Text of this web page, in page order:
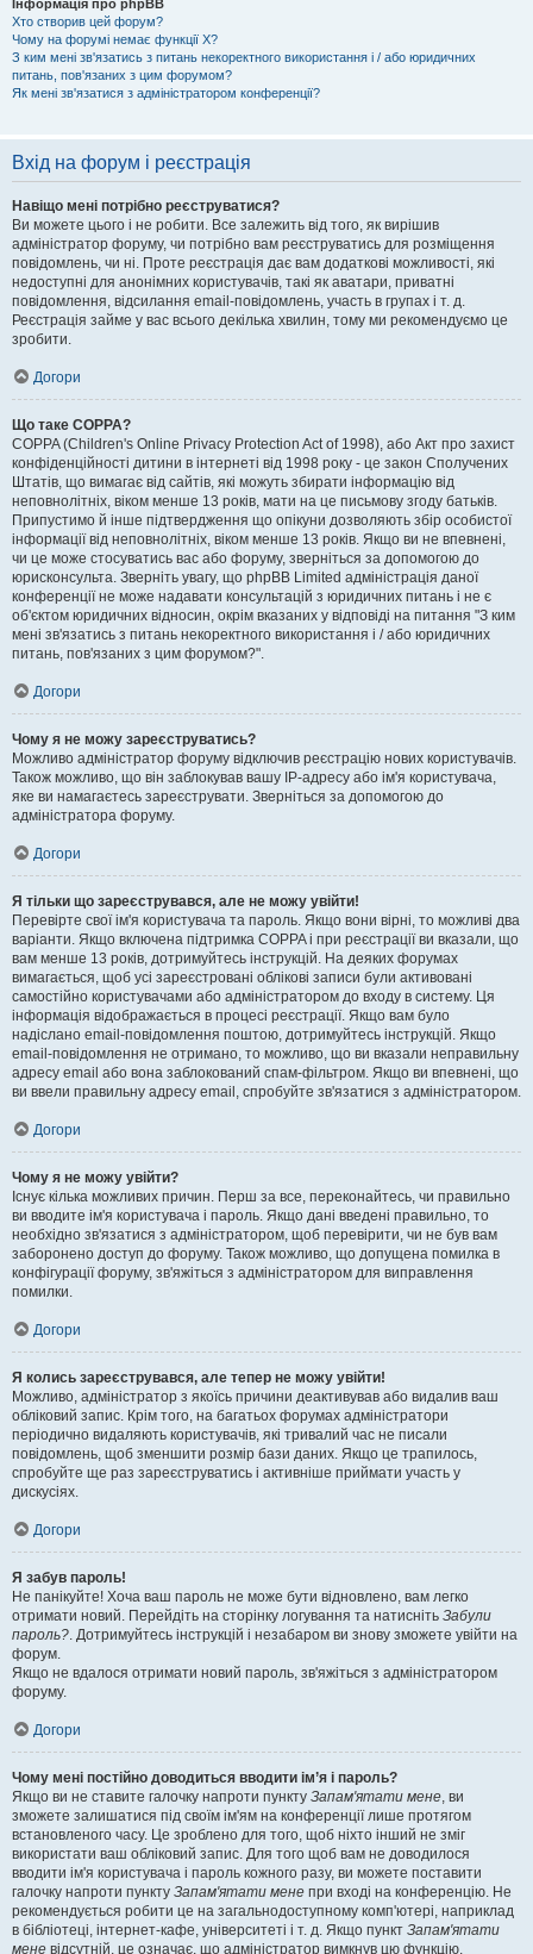
Інформація про phpBB
Хто створив цей форум?
Чому на форумі немає функції X?
З ким мені зв'язатись з питань некоректного використання і / або юридичних
питань, пов'язаних з цим форумом?
Як мені зв'язатися з адміністратором конференції?
Вхід на форум і реєстрація
Навіщо мені потрібно реєструватися?
Ви можете цього і не робити. Все залежить від того, як вирішив
адміністратор форуму, чи потрібно вам реєструватись для розміщення
повідомлень, чи ні. Проте реєстрація дає вам додаткові можливості, які
недоступні для анонімних користувачів, такі як аватари, приватні
повідомлення, відсилання email-повідомлень, участь в групах і т. д.
Реєстрація займе у вас всього декілька хвилин, тому ми рекомендуємо це
зробити.
Догори
Що таке COPPA?
COPPA (Children's Online Privacy Protection Act of 1998), або Акт про захист
конфіденційності дитини в інтернеті від 1998 року - це закон Сполучених
Штатів, що вимагає від сайтів, які можуть збирати інформацію від
неповнолітніх, віком менше 13 років, мати на це письмову згоду батьків.
Припустимо й інше підтвердження що опікуни дозволяють збір особистої
інформації від неповнолітніх, віком менше 13 років. Якщо ви не впевнені,
чи це може стосуватись вас або форуму, зверніться за допомогою до
юрисконсульта. Зверніть увагу, що phpBB Limited адміністрація даної
конференції не може надавати консультацій з юридичних питань і не є
об'єктом юридичних відносин, окрім вказаних у відповіді на питання "З ким
мені зв'язатись з питань некоректного використання і / або юридичних
питань, пов'язаних з цим форумом?".
Догори
Чому я не можу зареєструватись?
Можливо адміністратор форуму відключив реєстрацію нових користувачів.
Також можливо, що він заблокував вашу IP-адресу або ім'я користувача,
яке ви намагаєтесь зареєструвати. Зверніться за допомогою до
адміністратора форуму.
Догори
Я тільки що зареєструвався, але не можу увійти!
Перевірте свої ім'я користувача та пароль. Якщо вони вірні, то можливі два
варіанти. Якщо включена підтримка COPPA і при реєстрації ви вказали, що
вам менше 13 років, дотримуйтесь інструкцій. На деяких форумах
вимагається, щоб усі зареєстровані облікові записи були активовані
самостійно користувачами або адміністратором до входу в систему. Ця
інформація відображається в процесі реєстрації. Якщо вам було
надіслано email-повідомлення поштою, дотримуйтесь інструкцій. Якщо
email-повідомлення не отримано, то можливо, що ви вказали неправильну
адресу email або вона заблокований спам-фільтром. Якщо ви впевнені, що
ви ввели правильну адресу email, спробуйте зв'язатися з адміністратором.
Догори
Чому я не можу увійти?
Існує кілька можливих причин. Перш за все, переконайтесь, чи правильно
ви вводите ім'я користувача і пароль. Якщо дані введені правильно, то
необхідно зв'язатися з адміністратором, щоб перевірити, чи не був вам
заборонено доступ до форуму. Також можливо, що допущена помилка в
конфігурації форуму, зв'яжіться з адміністратором для виправлення
помилки.
Догори
Я колись зареєструвався, але тепер не можу увійти!
Можливо, адміністратор з якоїсь причини деактивував або видалив ваш
обліковий запис. Крім того, на багатьох форумах адміністратори
періодично видаляють користувачів, які тривалий час не писали
повідомлень, щоб зменшити розмір бази даних. Якщо це трапилось,
спробуйте ще раз зареєструватись і активніше приймати участь у
дискусіях.
Догори
Я забув пароль!
Не панікуйте! Хоча ваш пароль не може бути відновлено, вам легко
отримати новий. Перейдіть на сторінку логування та натисніть Забули
пароль?. Дотримуйтесь інструкцій і незабаром ви знову зможете увійти на
форум.
Якщо не вдалося отримати новий пароль, зв'яжіться з адміністратором
форуму.
Догори
Чому мені постійно доводиться вводити ім’я і пароль?
Якщо ви не ставите галочку напроти пункту Запам'ятати мене, ви
зможете залишатися під своїм ім'ям на конференції лише протягом
встановленого часу. Це зроблено для того, щоб ніхто інший не зміг
використати ваш обліковий запис. Для того щоб вам не доводилося
вводити ім'я користувача і пароль кожного разу, ви можете поставити
галочку напроти пункту Запам'ятати мене при вході на конференцію. Не
рекомендується робити це на загальнодоступному комп'ютері, наприклад
в бібліотеці, інтернет-кафе, університеті і т. д. Якщо пункт Запам'ятати
мене відсутній, це означає, що адміністратор вимкнув цю функцію.